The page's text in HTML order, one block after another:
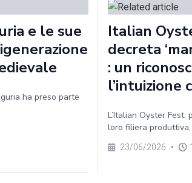
e le sue
ha preso parte
Italian
decreta
: un
l’intuizione
L’Italian Oyster
loro filiera
23/06/2026 •